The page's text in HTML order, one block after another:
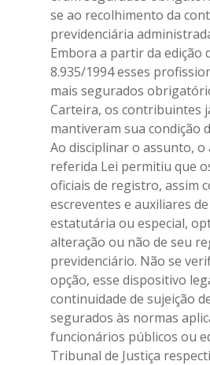
se ao recolhimento da
previdenciária
Embora a partir da edição
8.935/1994 esses
mais segurados
Carteira, os contribuintes
mantiveram sua condição
Ao disciplinar o assunto, o
referida Lei permitiu que
oficiais de registro, assim
escreventes e auxiliares
estatutária ou especial,
alteração ou não de seu
previdenciário. Não se
opção, esse dispositivo
continuidade de sujeição
segurados às normas
funcionários públicos ou
Tribunal de Justiça